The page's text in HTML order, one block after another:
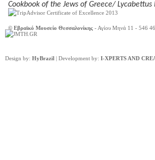
Cookbook of the Jews of Greece/ Lycabettus
© Εβραϊκό Μουσείο Θεσσαλονίκης - Αγίου Μηνά 11 - 546
Design by: HyBrazil | Development by: I-XPERTS AND